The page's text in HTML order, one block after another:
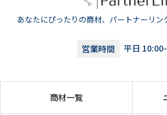
あなたにぴったりの商材、パートナーリン
営業時間 平日
商材一覧